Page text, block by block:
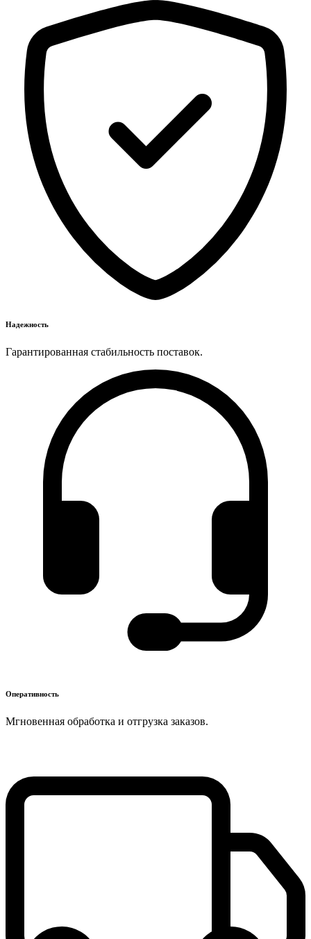
Надежность
Гарантированная стабильность поставок.
Оперативность
Мгновенная обработка и отгрузка заказов.